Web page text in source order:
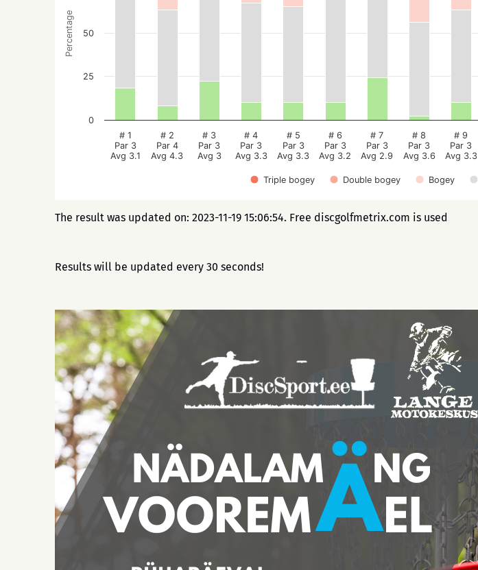
Percentage
Triple bogey Double bogey Bogey
# 1
Par 3
Avg 3.1
# 2
Par 4
Avg 4.3
# 3
Par 3
Avg 3
# 4
Par 3
Avg 3.3
# 5
Par 3
Avg 3.3
# 6
Par 3
Avg 3.2
# 7
Par 3
Avg 2.9
# 8
Par 3
Avg 3.6
# 9
Par 3
Avg 3.3
0
25
50
The result was updated on: 2023-11-19 15:06:54. Free discgolfmetrix.com is used
Results will be updated every 30 seconds!